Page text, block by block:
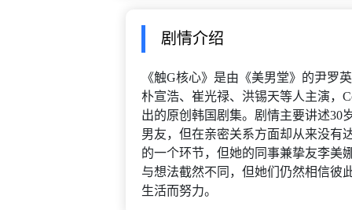
剧情介绍
《触G核心》是由《美男堂》的尹罗
朴宣浩、崔光禄、洪锡天等人主演，
出的原创韩国剧集。剧情主要讲述30
男友，但在亲密关系方面却从来没有
的一个环节，但她的同事兼挚友李美
与想法截然不同，但她们仍然相信彼
生活而努力。